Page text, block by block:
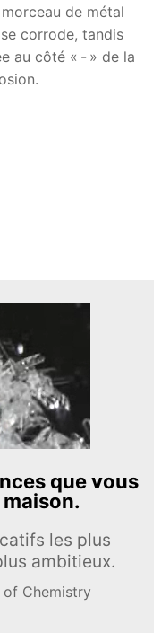
de métal
corrode, tandis
au côté « - » de la
que vous
les plus
ambitieux.
of Chemistry